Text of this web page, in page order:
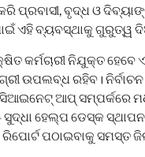
ପ୍ରବାସୀ, ବୃଦ୍ଧ ଓ
ଏହି ବ୍ୟବସ୍ଥାକୁ ଗୁରୁତ୍ୱ
କର୍ମଚାରୀ ନିଯୁକ୍ତ ହେବେ
ଉପଲବ୍ଧ ରହିବ।
ଆପ୍‌ ସମ୍ପର୍କରେ
ସୁଦ୍ଧା ହେଲ୍ପ ଡେସ୍କ
ପଠାଇବାକୁ ସମସ୍ତ